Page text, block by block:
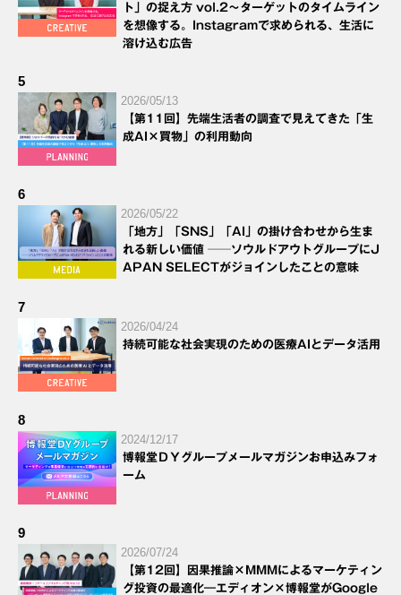
ト」の捉え方 vol.2～ターゲットのタイムライン
を想像する。Instagramで求められる、生活に
溶け込む広告
5
2026/05/13
【第11回】先端生活者の調査で見えてきた「生
成AI×買物」の利用動向
6
2026/05/22
「地方」「SNS」「AI」の掛け合わせから生ま
れる新しい価値 ──ソウルドアウトグループにJ
APAN SELECTがジョインしたことの意味
7
2026/04/24
持続可能な社会実現のための医療AIとデータ活用
8
2024/12/17
博報堂ＤＹグループメールマガジンお申込みフォ
ーム
9
2026/07/24
【第12回】因果推論×MMMによるマーケティン
グ投資の最適化―エディオン×博報堂がGoogle